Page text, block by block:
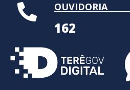
OUVIDORIA
162